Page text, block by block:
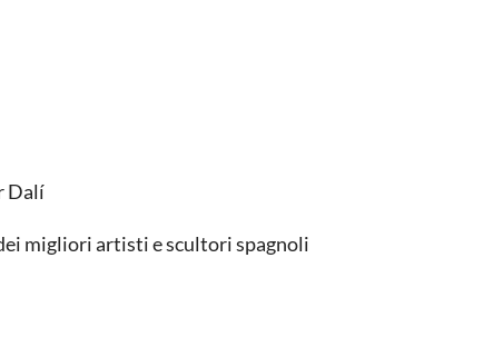
Dalí
migliori artisti e scultori spagnoli